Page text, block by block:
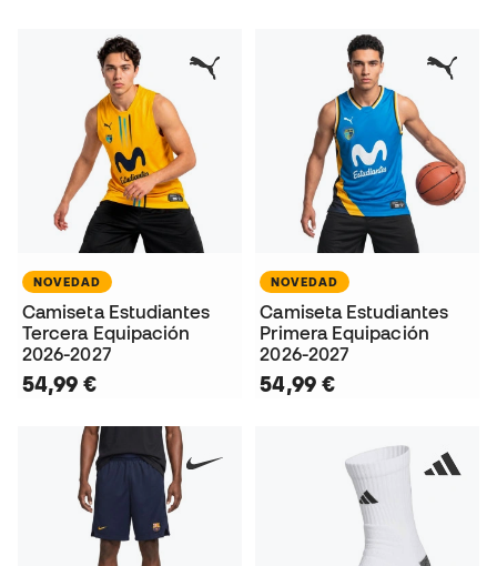
NOVEDAD
Camiseta Estudiantes
Tercera Equipación
2026-2027
54,99 €
NOVEDAD
Camiseta Estudiantes
Primera Equipación
2026-2027
54,99 €